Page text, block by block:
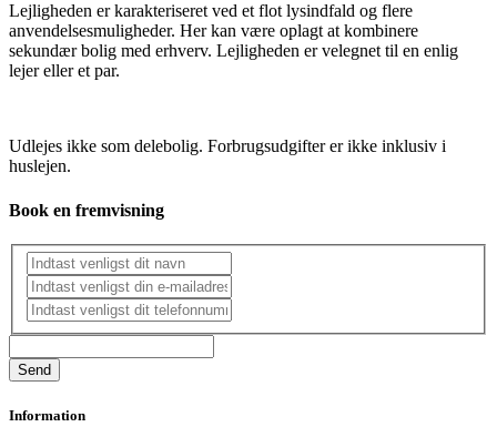
Lejligheden er karakteriseret ved et flot lysindfald og flere
anvendelsesmuligheder. Her kan være oplagt at kombinere
sekundær bolig med erhverv. Lejligheden er velegnet til en enlig
lejer eller et par.
Udlejes ikke som delebolig. Forbrugsudgifter er ikke inklusiv i
huslejen.
Book en fremvisning
Information